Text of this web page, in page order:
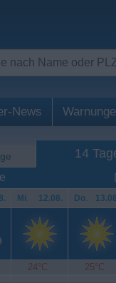
News
14
Mi. 12.08. Do.
24°C 25°C